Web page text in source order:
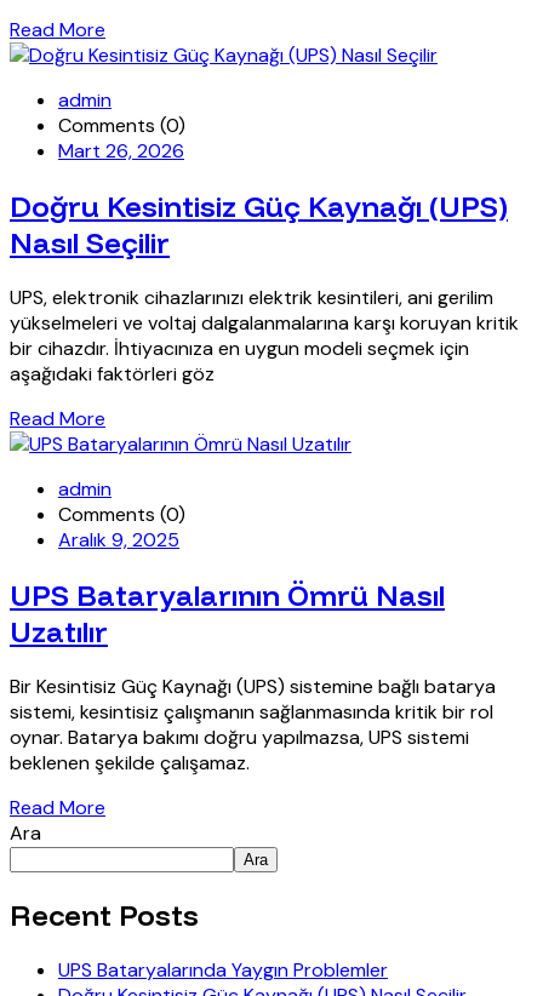
Read More
admin
Comments (0)
Mart 26, 2026
Doğru Kesintisiz Güç Kaynağı (UPS)
Nasıl Seçilir
UPS, elektronik cihazlarınızı elektrik kesintileri, ani gerilim
yükselmeleri ve voltaj dalgalanmalarına karşı koruyan kritik
bir cihazdır. İhtiyacınıza en uygun modeli seçmek için
aşağıdaki faktörleri göz
Read More
admin
Comments (0)
Aralık 9, 2025
UPS Bataryalarının Ömrü Nasıl
Uzatılır
Bir Kesintisiz Güç Kaynağı (UPS) sistemine bağlı batarya
sistemi, kesintisiz çalışmanın sağlanmasında kritik bir rol
oynar. Batarya bakımı doğru yapılmazsa, UPS sistemi
beklenen şekilde çalışamaz.
Read More
Ara
Ara
Recent Posts
UPS Bataryalarında Yaygın Problemler